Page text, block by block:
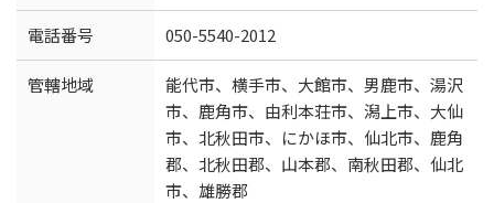
電話番号 050-5540-2012
管轄地域
能代市、横手市、大館市、男鹿市、湯沢
市、鹿角市、由利本荘市、潟上市、大仙
市、北秋田市、にかほ市、仙北市、鹿角
郡、北秋田郡、山本郡、南秋田郡、仙北
市、雄勝郡